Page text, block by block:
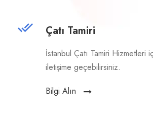
Çatı Tamiri
İstanbul Çatı Tamiri Hizmetleri
iletişime geçebilirsiniz.
Bilgi Alın